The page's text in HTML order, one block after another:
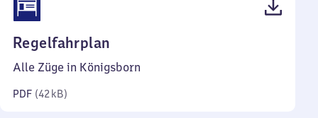
Regelfahrplan
42
Alle Züge in Königsborn
PDF (42 kB)